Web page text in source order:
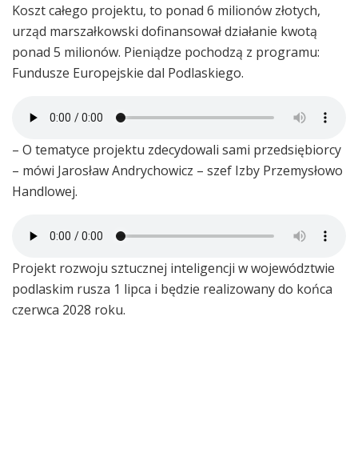
Koszt całego projektu, to ponad 6 milionów złotych,
urząd marszałkowski dofinansował działanie kwotą
ponad 5 milionów. Pieniądze pochodzą z programu:
Fundusze Europejskie dal Podlaskiego.
– O tematyce projektu zdecydowali sami przedsiębiorcy
– mówi Jarosław Andrychowicz – szef Izby Przemysłowo
Handlowej.
Projekt rozwoju sztucznej inteligencji w województwie
podlaskim rusza 1 lipca i będzie realizowany do końca
czerwca 2028 roku.